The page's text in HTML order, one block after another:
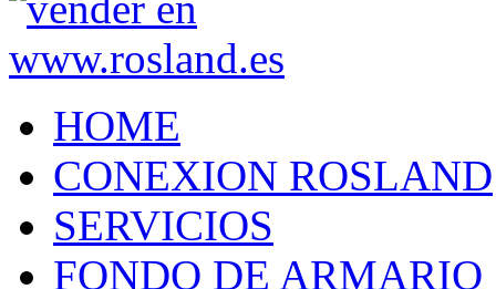
HOME
CONEXION ROSLAND
SERVICIOS
FONDO DE ARMARIO